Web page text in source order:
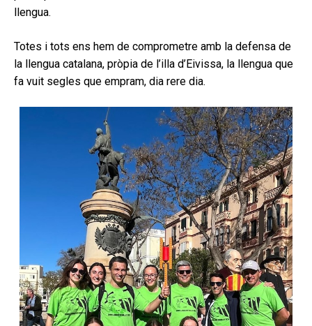
llengua.
Totes i tots ens hem de comprometre amb la defensa de
la llengua catalana, pròpia de l’illa d’Eivissa, la llengua que
fa vuit segles que empram, dia rere dia.